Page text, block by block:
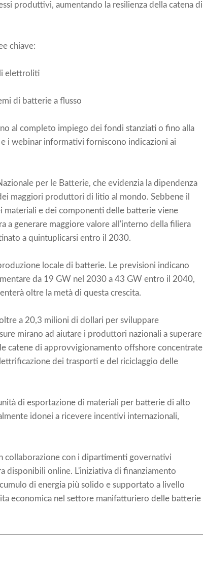
produttivi, aumentando la resilienza della catena di
chiave:
elettroliti
di batterie a flusso
al completo impiego dei fondi stanziati o fino alla
i webinar informativi forniscono indicazioni ai
per le Batterie, che evidenzia la dipendenza
maggiori produttori di litio al mondo. Sebbene il
materiali e dei componenti delle batterie viene
a generare maggiore valore all'interno della filiera
a quintuplicarsi entro il 2030.
locale di batterie. Le previsioni indicano
da 19 GW nel 2030 a 43 GW entro il 2040,
oltre la metà di questa crescita.
a 20,3 milioni di dollari per sviluppare
mirano ad aiutare i produttori nazionali a superare
catene di approvvigionamento offshore concentrate
dei trasporti e del riciclaggio delle
di esportazione di materiali per batterie di alto
idonei a ricevere incentivi internazionali,
collaborazione con i dipartimenti governativi
disponibili online. L'iniziativa di finanziamento
di energia più solido e supportato a livello
economica nel settore manifatturiero delle batterie